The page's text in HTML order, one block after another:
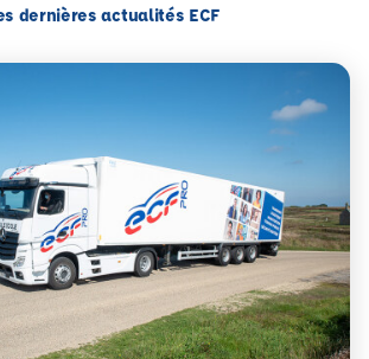
dernières actualités ECF